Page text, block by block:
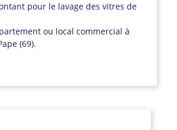
pour le lavage des vitres de
ou local commercial à
(69).